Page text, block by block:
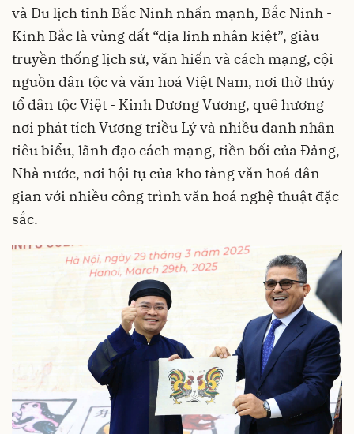
và Du lịch tỉnh Bắc Ninh nhấn mạnh, Bắc Ninh -
Kinh Bắc là vùng đất “địa linh nhân kiệt”, giàu
truyền thống lịch sử, văn hiến và cách mạng, cội
nguồn dân tộc và văn hoá Việt Nam, nơi thờ thủy
tổ dân tộc Việt - Kinh Dương Vương, quê hương
nơi phát tích Vương triều Lý và nhiều danh nhân
tiêu biểu, lãnh đạo cách mạng, tiền bối của Đảng,
Nhà nước, nơi hội tụ của kho tàng văn hoá dân
gian với nhiều công trình văn hoá nghệ thuật đặc
sắc.